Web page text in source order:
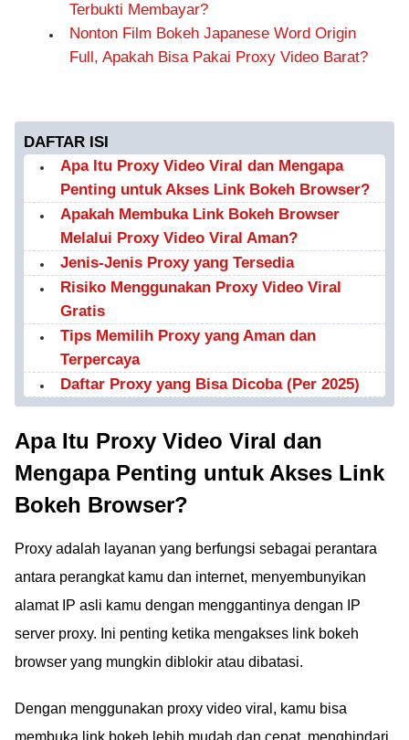
Terbukti Membayar?
Nonton Film Bokeh Japanese Word Origin
Full, Apakah Bisa Pakai Proxy Video Barat?
DAFTAR ISI
Apa Itu Proxy Video Viral dan Mengapa
Penting untuk Akses Link Bokeh Browser?
Apakah Membuka Link Bokeh Browser
Melalui Proxy Video Viral Aman?
Jenis-Jenis Proxy yang Tersedia
Risiko Menggunakan Proxy Video Viral
Gratis
Tips Memilih Proxy yang Aman dan
Terpercaya
Daftar Proxy yang Bisa Dicoba (Per 2025)
Apa Itu Proxy Video Viral dan
Mengapa Penting untuk Akses Link
Bokeh Browser?
Proxy adalah layanan yang berfungsi sebagai perantara
antara perangkat kamu dan internet, menyembunyikan
alamat IP asli kamu dengan menggantinya dengan IP
server proxy. Ini penting ketika mengakses link bokeh
browser yang mungkin diblokir atau dibatasi.
Dengan menggunakan proxy video viral, kamu bisa
membuka link bokeh lebih mudah dan cepat, menghindari